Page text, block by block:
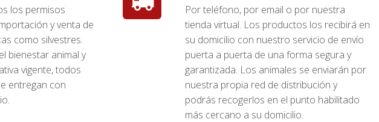
los permisos
y venta de
como silvestres.
bienestar animal y
vigente, todos
entregan con
Por teléfono, por email o por nuestra
tienda virtual. Los productos los recibirá en
su domicilio con nuestro servicio de envío
puerta a puerta de una forma segura y
garantizada. Los animales se enviarán por
nuestra propia red de distribución y
podrás recogerlos en el punto habilitado
más cercano a su domicilio.